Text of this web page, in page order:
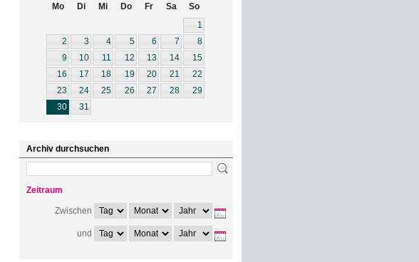
Mo Di Mi Do Fr Sa
So
1
2
3 4 5 6 7
8
9
10 11 12 13 14
15
16
17 18 19 20 21
22
23
24 25 26 27 28
29
30
31
Archiv durchsuchen
Zeitraum
Zwischen
und